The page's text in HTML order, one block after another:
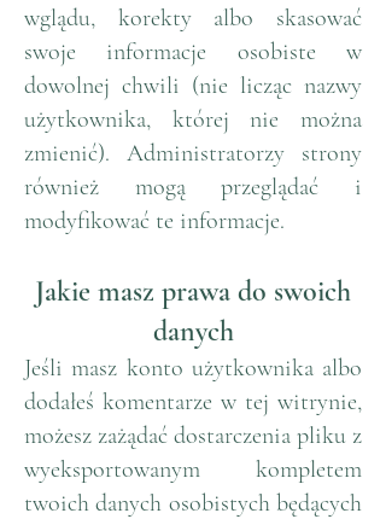
wglądu, korekty albo skasować
swoje informacje osobiste w
dowolnej chwili (nie licząc nazwy
użytkownika, której nie można
zmienić). Administratorzy strony
również mogą przeglądać i
modyfikować te informacje.
Jakie masz prawa do swoich
danych
Jeśli masz konto użytkownika albo
dodałeś komentarze w tej witrynie,
możesz zażądać dostarczenia pliku z
wyeksportowanym kompletem
twoich danych osobistych będących